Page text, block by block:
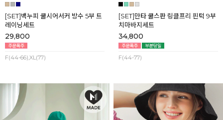
[SET]백누피 쿨시어서커 방수 5부 트
레이닝세트
29,800
F(44-66),XL(77)
[SET]만타 쿨스판 링클프리 핀턱 9부
치마바지세트
34,800
F(44-77)